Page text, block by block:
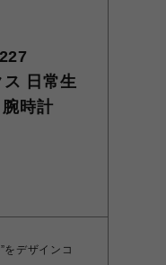
日常生
時計
をデザインコ